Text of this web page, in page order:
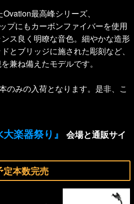
最高峰シリーズ、
プにもカーボンファイバーを使用
ス良く明瞭な音色。細やかな造形
とブリッジに施された彫刻など、
兼ね備えたモデルです。
のみの入荷となります。是非、こ
楽器祭り』
会場と通販サイ
定本数完売